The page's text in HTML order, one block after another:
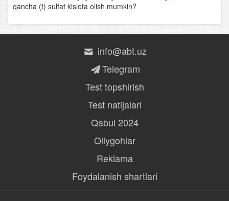
qancha (t) sulfat kislota olish mumkin?
info@abt.uz
Telegram
Test topshirish
Test natijalari
Qabul 2024
Oliygohlar
Reklama
Foydalanish shartlari